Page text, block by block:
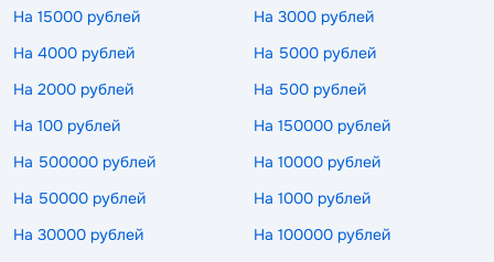
На 15000 рублей
На 3000 рублей
На 4000 рублей
На 5000 рублей
На 2000 рублей
На 500 рублей
На 100 рублей
На 150000 рублей
На 500000 рублей
На 10000 рублей
На 50000 рублей
На 1000 рублей
На 30000 рублей
На 100000 рублей